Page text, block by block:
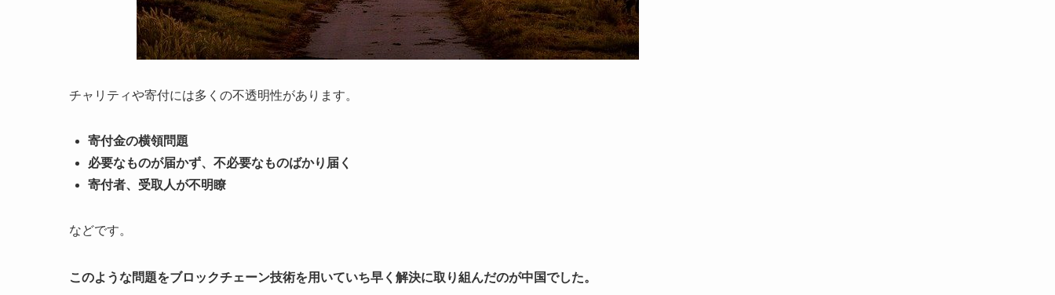
チャリティや寄付には多くの不透明性があります。
寄付金の横領問題
必要なものが届かず、不必要なものばかり届く
寄付者、受取人が不明瞭
などです。
このような問題をブロックチェーン技術を用いていち早く解決に取り組んだのが中国でした。